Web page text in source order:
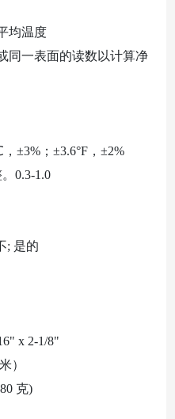
均温度
同一表面的读数以计算净
±3%；±3.6°F，±2%
0.3-1.0
; 是的
x 2-1/8"
）
克)